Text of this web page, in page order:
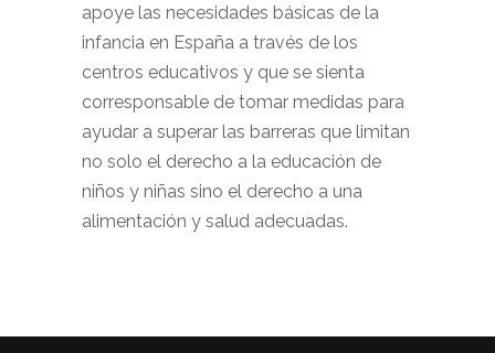
apoye las necesidades básicas de la
infancia en España a través de los
centros educativos y que se sienta
corresponsable de tomar medidas para
ayudar a superar las barreras que limitan
no solo el derecho a la educación de
niños y niñas sino el derecho a una
alimentación y salud adecuadas.